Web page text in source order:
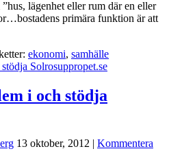
lägenhet eller rum där en eller
primära funktion är att
ekonomi, samhälle
i och stödja
13 oktober, 2012 | Kommentera